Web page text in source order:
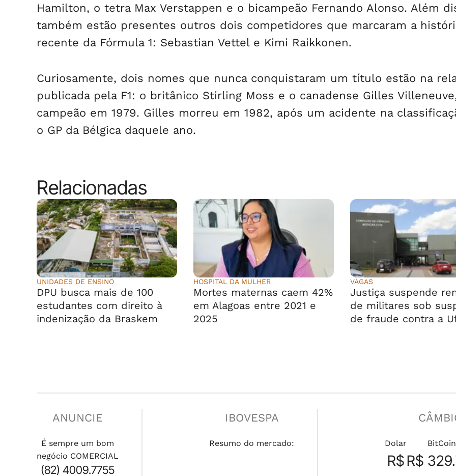
Hamilton, o tetra Max Verstappen e o bicampeão Fernando Alonso. Além
também estão presentes outros dois competidores que marcaram a
recente da Fórmula 1: Sebastian Vettel e Kimi Raikkonen.
Curiosamente, dois nomes que nunca conquistaram um título estão na
publicada pela F1: o britânico Stirling Moss e o canadense Gilles
campeão em 1979. Gilles morreu em 1982, após um acidente na
o GP da Bélgica daquele ano.
Relacionadas
UNIDADES DE ENSINO
DPU busca mais de 100
estudantes com direito à
indenização da Braskem
HOSPITAL DA MULHER
Mortes maternas caem 42%
em Alagoas entre 2021 e
2025
VAGAS
Justiça suspende
de militares sob
de fraude contra a
ANUNCIE
É sempre um bom
negócio COMERCIAL
(82) 4009.7755
IBOVESPA
Resumo do mercado: Dolar
R$
BitCoin
R$